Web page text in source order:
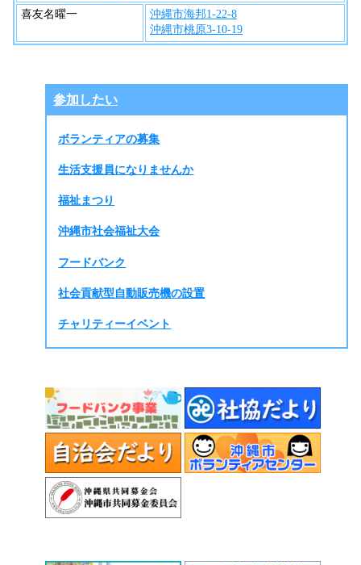
喜友名曜一
沖縄市海邦1-22-8
沖縄市桃原3-10-19
参加したい
ボランティアの募集
生活支援員になりませんか
福祉まつり
沖縄市社会福祉大会
フードバンク
社会貢献型自動販売機の設置
チャリティーイベント